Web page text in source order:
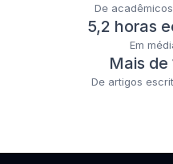
De
5,2 horas
Em
Mais de
De artigos